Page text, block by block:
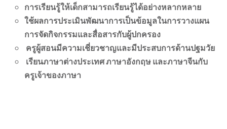
การเรียนรู้ให้เด็กสามารถเรียนรู้ได้อย่างหลากหลาย
ใช้ผลการประเมินพัฒนาการเป็นข้อมูลในการวางแผน
การจัดกิจกรรมและสื่อสารกับผู้ปกครอง
ครูผู้สอนมีความเชี่ยวชาญและมีประสบการด้านปฐมวัย
เรียนภาษาต่างประเทศ ภาษาอังกฤษ และภาษาจีนกับ
ครูเจ้าของภาษา